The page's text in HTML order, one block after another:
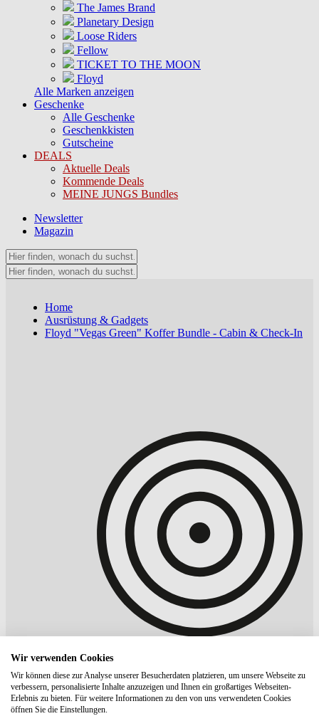
The James Brand
Planetary Design
Loose Riders
Fellow
TICKET TO THE MOON
Floyd
Alle Marken anzeigen
Geschenke
Alle Geschenke
Geschenkkisten
Gutscheine
DEALS
Aktuelle Deals
Kommende Deals
MEINE JUNGS Bundles
Newsletter
Magazin
Home
Ausrüstung & Gadgets
Floyd "Vegas Green" Koffer Bundle - Cabin & Check-In
Floyd "Vegas Green" Koffer Bundle -
Wir verwenden Cookies
Wir können diese zur Analyse unserer Besucherdaten platzieren, um unsere Webseite zu
verbessern, personalisierte Inhalte anzuzeigen und Ihnen ein großartiges Webseiten-
Erlebnis zu bieten. Für weitere Informationen zu den von uns verwendeten Cookies
öffnen Sie die Einstellungen.